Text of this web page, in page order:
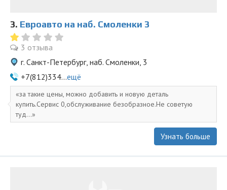
3. Евроавто на наб. Смоленки 3
3 отзыва
г. Санкт-Петербург, наб. Смоленки, 3
+7(812)334...ещё
за такие цены, можно добавить и новую деталь
купить.Сервис 0,обслуживание безобразное.Не советую
туд...
Узнать больше